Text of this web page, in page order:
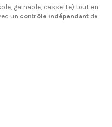
gainable, cassette) tout en
un contrôle indépendantde